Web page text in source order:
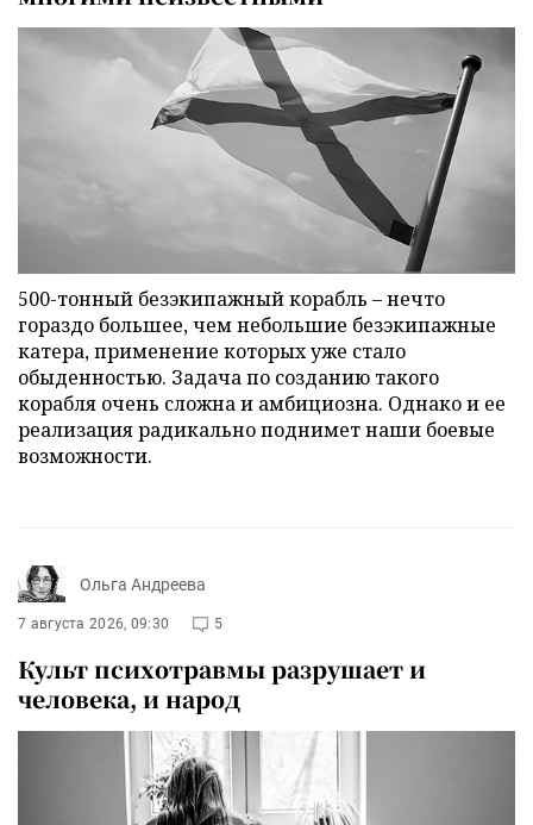
500-тонный безэкипажный корабль – нечто
гораздо большее, чем небольшие безэкипажные
катера, применение которых уже стало
обыденностью. Задача по созданию такого
корабля очень сложна и амбициозна. Однако и ее
реализация радикально поднимет наши боевые
возможности.
Ольга Андреева
7 августа 2026, 09:30 5
Культ психотравмы разрушает и
человека, и народ